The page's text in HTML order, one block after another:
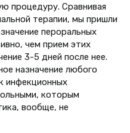
процедуру. Сравнивая
терапии, мы пришли
пероральных
чем прием этих
3-5 дней после нее.
назначение любого
инфекционных
которым
вообще, не